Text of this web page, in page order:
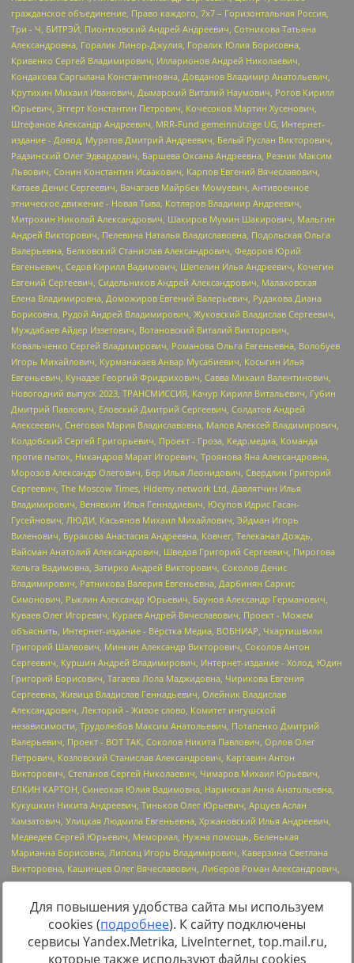
https://minjust.gov.ru/uploaded/files/reestr-
inostrannyih-agentov-22-03-2024.pdfданные на22.03.2024
Для повышения удобства сайта мы используем
cookies (подробнее). К сайту подключены
сервисы Yandex.Metrika, LiveInternet, top.mail.ru,
которые также используют файлы cookies